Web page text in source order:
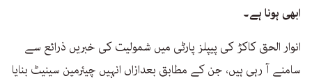
ابھی ہونا ہے۔
انوار الحق کاکڑ کی پیپلز پارٹی میں شمولیت کی خبریں ذرائع سے
سامنے آ رہی ہیں، جن کے مطابق بعدازاں انہیں چیئرمین سینیٹ بنایا